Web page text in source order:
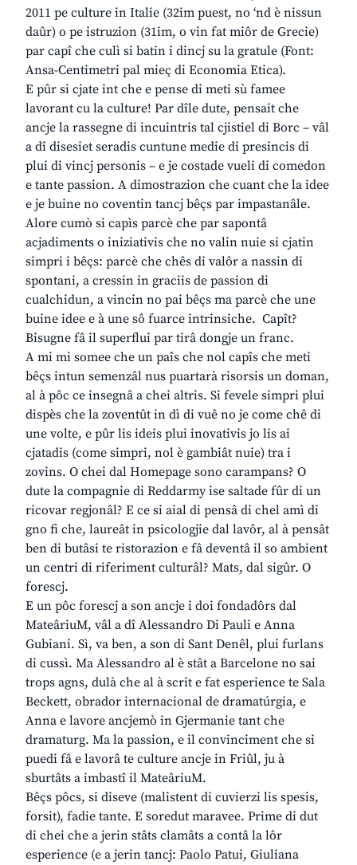
2011 pe culture in Italie (32im puest, no ‘nd è nissun
daûr) o pe istruzion (31im, o vin fat miôr de Grecie)
par capî che culì si batin i dincj su la gratule (Font:
Ansa-Centimetri pal mieç di Economia Etica).
E pûr si cjate int che e pense di meti sù famee
lavorant cu la culture! Par dîle dute, pensait che
ancje la rassegne di incuintris tal cjistiel di Borc – vâl
a dî disesiet seradis cuntune medie di presincis di
plui di vincj personis – e je costade vueli di comedon
e tante passion. A dimostrazion che cuant che la idee
e je buine no coventin tancj bêçs par impastanâle.
Alore cumò si capìs parcè che par sapontâ
acjadiments o iniziativis che no valin nuie si cjatin
simpri i bêçs: parcè che chês di valôr a nassin di
spontani, a cressin in graciis de passion di
cualchidun, a vincin no pai bêçs ma parcè che une
buine idee e à une sô fuarce intrinsiche. Capît?
Bisugne fâ il superflui par tirâ dongje un franc.
A mi mi somee che un paîs che nol capîs che meti
bêçs intun semenzâl nus puartarà risorsis un doman,
al à pôc ce insegnâ a chei altris. Si fevele simpri plui
dispès che la zoventût in dì di vuê no je come chê di
une volte, e pûr lis ideis plui inovativis jo lis ai
cjatadis (come simpri, nol è gambiât nuie) tra i
zovins. O chei dal Homepage sono carampans? O
dute la compagnie di Reddarmy ise saltade fûr di un
ricovar regjonâl? E ce si aial di pensâ di chel amì di
gno fi che, laureât in psicologjie dal lavôr, al à pensât
ben di butâsi te ristorazion e fâ deventâ il so ambient
un centri di riferiment culturâl? Mats, dal sigûr. O
forescj.
E un pôc forescj a son ancje i doi fondadôrs dal
MateâriuM, vâl a dî Alessandro Di Pauli e Anna
Gubiani. Sì, va ben, a son di Sant Denêl, plui furlans
di cussì. Ma Alessandro al è stât a Barcelone no sai
trops agns, dulà che al à scrit e fat esperience te Sala
Beckett, obrador internacional de dramatúrgia, e
Anna e lavore ancjemò in Gjermanie tant che
dramaturg. Ma la passion, e il convinciment che si
puedi fâ e lavorâ te culture ancje in Friûl, ju à
sburtâts a imbastî il MateâriuM.
Bêçs pôcs, si diseve (malistent di cuvierzi lis spesis,
forsit), fadie tante. E soredut maravee. Prime di dut
di chei che a jerin stâts clamâts a contâ la lôr
esperience (e a jerin tancj: Paolo Patui, Giuliana